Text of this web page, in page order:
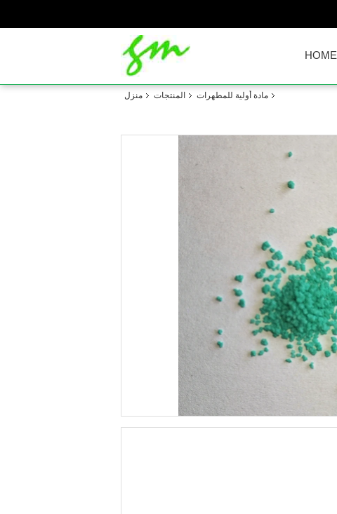
HOME
منزل المنتجات مادة أولية للمطهرات